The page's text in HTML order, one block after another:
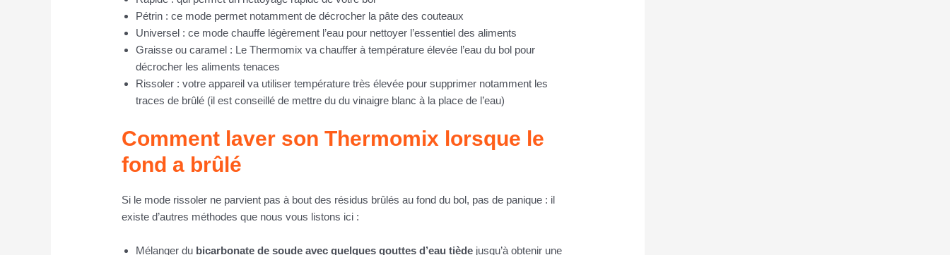
Pétrin : ce mode permet notamment de décrocher la pâte des couteaux
Universel : ce mode chauffe légèrement l’eau pour nettoyer l’essentiel des aliments
Graisse ou caramel : Le Thermomix va chauffer à température élevée l’eau du bol pour
décrocher les aliments tenaces
Rissoler : votre appareil va utiliser température très élevée pour supprimer notamment les
traces de brûlé (il est conseillé de mettre du du vinaigre blanc à la place de l’eau)
Comment laver son Thermomix lorsque le
fond a brûlé
Si le mode rissoler ne parvient pas à bout des résidus brûlés au fond du bol, pas de panique : il
existe d’autres méthodes que nous vous listons ici :
Mélanger du bicarbonate de soude avec quelques gouttes d’eau tiède jusqu’à obtenir une